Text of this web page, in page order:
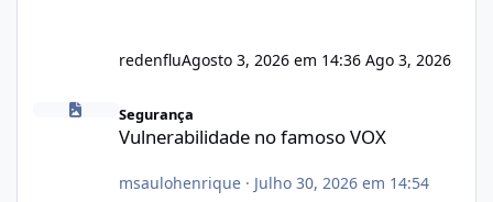
redenfluAgosto 3, 2026 em 14:36 Ago 3, 2026
Vulnerabilidade no famoso VOX
Segurança
Vulnerabilidade no famoso VOX
msaulohenrique· Julho 30, 2026 em 14:54